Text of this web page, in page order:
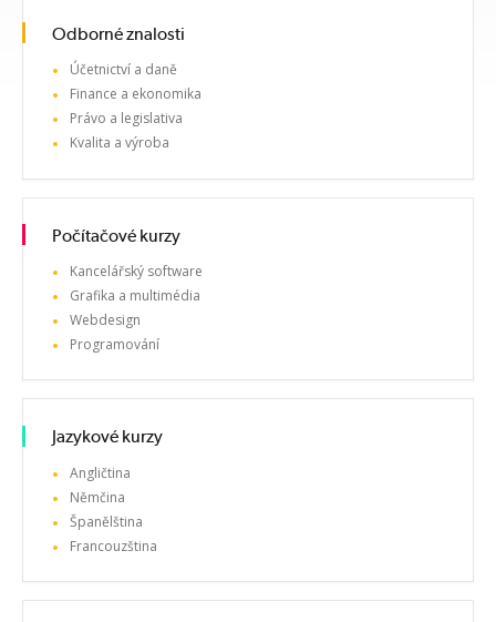
Odborné znalosti
Účetnictví a daně
Finance a ekonomika
Právo a legislativa
Kvalita a výroba
Počítačové kurzy
Kancelářský software
Grafika a multimédia
Webdesign
Programování
Jazykové kurzy
Angličtina
Němčina
Španělština
Francouzština